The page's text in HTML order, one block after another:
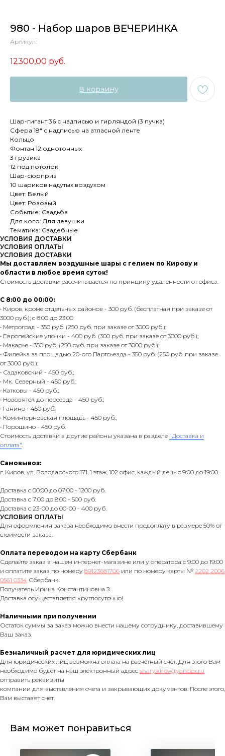
980 - Набор шаров ВЕЧЕРИНКА
Артикул:
12300,00 руб.
В корзину
Шар-гигант 36 с надписью и гирляндой (3 пучка)
Сфера 18" с надписью на атласной ленте
Кольцо
Фонтан 12 однотонных
3 грузика
12 под потолок
Шар-сюрприз
10 шариков надутых воздухом
Цвет: Белый
Цвет: Розовый
Событие: Свадьба
Для кого: Для девушки
Тематика: Свадебные
УСЛОВИЯ ДОСТАВКИ
УСЛОВИЯ ОПЛАТЫ
УСЛОВИЯ ДОСТАВКИ
Мы доставляем воздушные шары с гелием по Кирову и
области в любое время суток!
Стоимость доставки рассчитывается по принципу удаленности от офиса.
С 8:00 до 00:00:
• Киров, кроме отдельных районов - 300 руб. (бесплатная при заказе от
3000 руб.); с 8:00 до 23:00
• Метроград - 350 руб. (250 руб. при заказе от 3000 руб.);
• Европейские улочки - 400 руб. (300 руб. при заказе от 3000 руб.);
• Макарье - 350 руб. (250 руб. при заказе от 3000 руб.);
• Филейка за площадью 20-ого Партсьезда - 350 руб. (250 руб. при заказе
от 3000 руб.);
• Садаковский - 450 руб.;
• Мк. Северный - 450 руб.;
• Катковы - 450 руб.;
• Нововятск до переезда - 450 руб.;
• Ганино - 450 руб.;
• Коминтерновская площадь - 450 руб.;
• Порошино - 450 руб.
Стоимость доставки в другие районы указана в разделе "Доставка и
оплата".
Самовывоз:
г. Киров, ул. Володарского 171, 1 этаж, 102 офис, каждый день с 9:00 до 19:00.
Доставка с 00:00 до 07:00 - 1200 руб.
Доставка с 7:00 до 8:00 - 500 руб.
Доставка с 23-00 до 00-00 - 400 руб.
УСЛОВИЯ ОПЛАТЫ
Для оформления заказа необходимо внести предоплату в размере 50% от
стоимости заказа.
Оплата переводом на карту Сбербанк
Сделайте заказ в нашем интернет-магазине или у оператора с 9:00 до 19:00
и оплатите заказ по номеру 89123681706 или по номеру карты № 2202 2006
0561 0334 Сбербанк.
Получатель Ирина Константиновна З .
Доставка осуществляется круглосуточно!
Наличными при получении
Остаток суммы за заказ можно внести нашему сотруднику, доставившему
Ваш заказ.
Безналичный расчет для юридических лиц
Для юридических лиц возможна оплата на расчётный счёт. Для этого Вам
необходимо будет на наш электронный адрес shary.kirov@yandex.ru
отправить реквизиты
компании для выставления счета и закрывающих документов. После этого,
Вам выставят счет.
Вам может понравиться